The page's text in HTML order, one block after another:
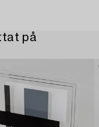
på